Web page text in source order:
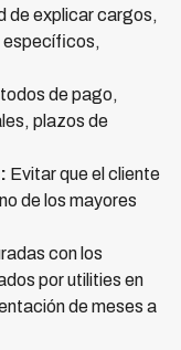
de explicar cargos,
específicos,
de pago,
plazos de
Evitar que el cliente
de los mayores
con los
por utilities en
de meses a